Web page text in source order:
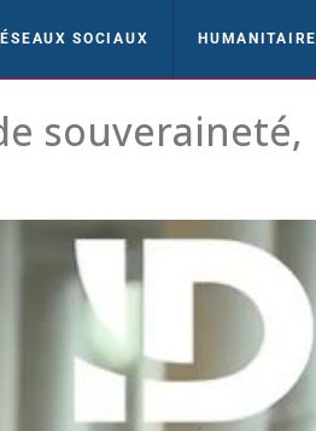
SOCIAUX HUMANITAIRE
souveraineté,